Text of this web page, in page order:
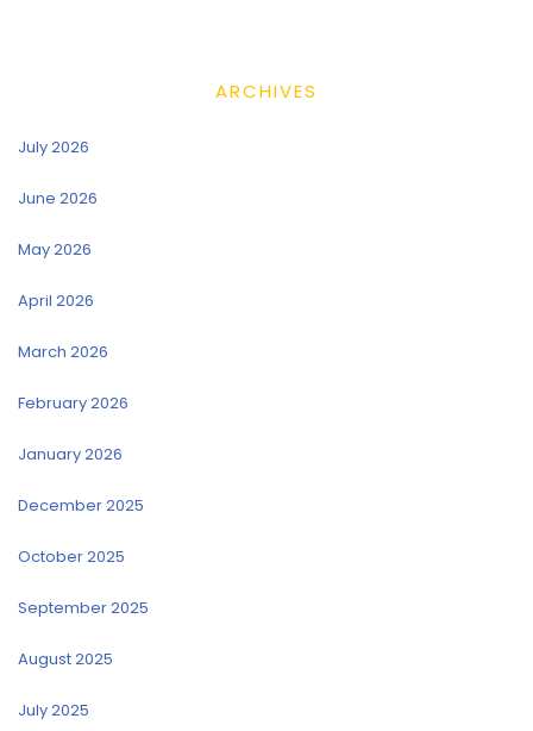
ARCHIVES
July 2026
June 2026
May 2026
April 2026
March 2026
February 2026
January 2026
December 2025
October 2025
September 2025
August 2025
July 2025